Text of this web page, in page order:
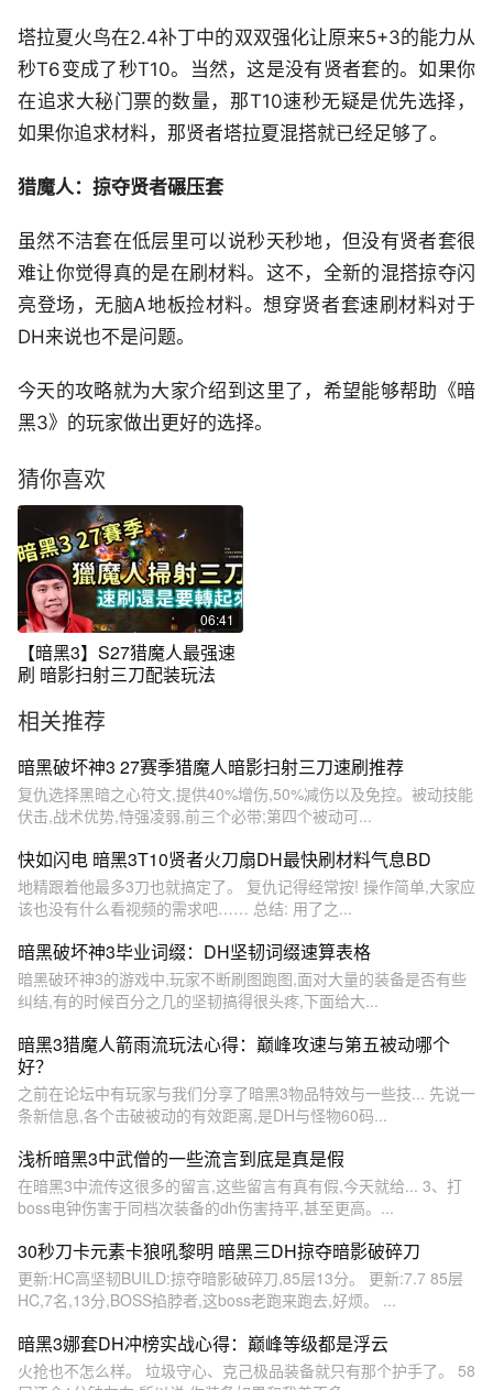
塔拉夏火鸟在2.4补丁中的双双强化让原来5+3的能力从
秒T6变成了秒T10。当然，这是没有贤者套的。如果你
在追求大秘门票的数量，那T10速秒无疑是优先选择，
如果你追求材料，那贤者塔拉夏混搭就已经足够了。
猎魔人：掠夺贤者碾压套
虽然不洁套在低层里可以说秒天秒地，但没有贤者套很
难让你觉得真的是在刷材料。这不，全新的混搭掠夺闪
亮登场，无脑A地板捡材料。想穿贤者套速刷材料对于
DH来说也不是问题。
今天的攻略就为大家介绍到这里了，希望能够帮助《暗
黑3》的玩家做出更好的选择。
猜你喜欢
06:41
【暗黑3】S27猎魔人最强速
刷 暗影扫射三刀配装玩法
相关推荐
暗黑破坏神3 27赛季猎魔人暗影扫射三刀速刷推荐
复仇选择黑暗之心符文,提供40%增伤,50%减伤以及免控。被动技能
伏击,战术优势,恃强凌弱,前三个必带;第四个被动可...
快如闪电 暗黑3T10贤者火刀扇DH最快刷材料气息BD
地精跟着他最多3刀也就搞定了。 复仇记得经常按! 操作简单,大家应
该也没有什么看视频的需求吧…… 总结: 用了之...
暗黑破坏神3毕业词缀：DH坚韧词缀速算表格
暗黑破环神3的游戏中,玩家不断刷图跑图,面对大量的装备是否有些
纠结,有的时候百分之几的坚韧搞得很头疼,下面给大...
暗黑3猎魔人箭雨流玩法心得：巅峰攻速与第五被动哪个
好？
之前在论坛中有玩家与我们分享了暗黑3物品特效与一些技... 先说一
条新信息,各个击破被动的有效距离,是DH与怪物60码...
浅析暗黑3中武僧的一些流言到底是真是假
在暗黑3中流传这很多的留言,这些留言有真有假,今天就给... 3、打
boss电钟伤害于同档次装备的dh伤害持平,甚至更高。...
30秒刀卡元素卡狼吼黎明 暗黑三DH掠夺暗影破碎刀
更新:HC高坚韧BUILD:掠夺暗影破碎刀,85层13分。 更新:7.7 85层
HC,7名,13分,BOSS掐脖者,这boss老跑来跑去,好烦。 ...
暗黑3娜套DH冲榜实战心得：巅峰等级都是浮云
火抢也不怎么样。 垃圾守心、克己极品装备就只有那个护手了。 58